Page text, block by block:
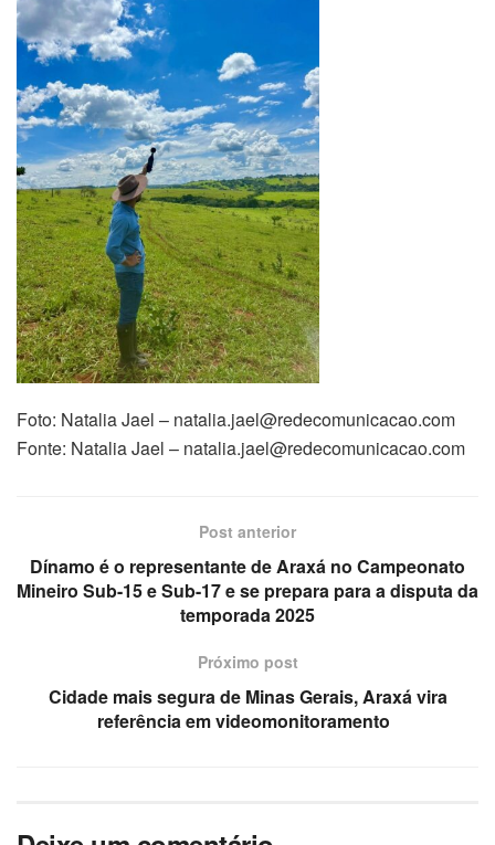
Foto: Natalia Jael – natalia.jael@redecomunicacao.com
Fonte: Natalia Jael – natalia.jael@redecomunicacao.com
Post anterior
Dínamo é o representante de Araxá no Campeonato
Mineiro Sub-15 e Sub-17 e se prepara para a disputa da
temporada 2025
Próximo post
Cidade mais segura de Minas Gerais, Araxá vira
referência em videomonitoramento